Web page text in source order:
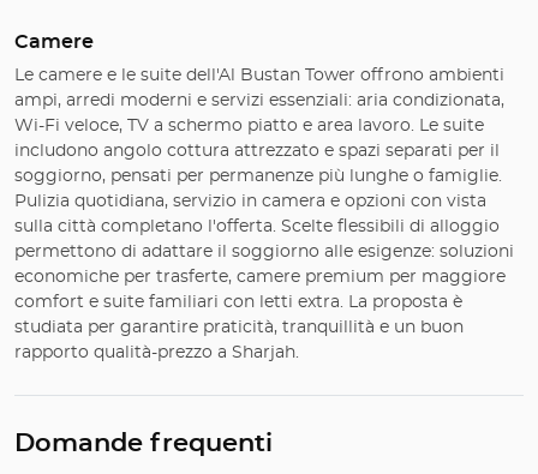
Camere
Le camere e le suite dell'Al Bustan Tower offrono ambienti
ampi, arredi moderni e servizi essenziali: aria condizionata,
Wi-Fi veloce, TV a schermo piatto e area lavoro. Le suite
includono angolo cottura attrezzato e spazi separati per il
soggiorno, pensati per permanenze più lunghe o famiglie.
Pulizia quotidiana, servizio in camera e opzioni con vista
sulla città completano l'offerta. Scelte flessibili di alloggio
permettono di adattare il soggiorno alle esigenze: soluzioni
economiche per trasferte, camere premium per maggiore
comfort e suite familiari con letti extra. La proposta è
studiata per garantire praticità, tranquillità e un buon
rapporto qualità-prezzo a Sharjah.
Domande frequenti